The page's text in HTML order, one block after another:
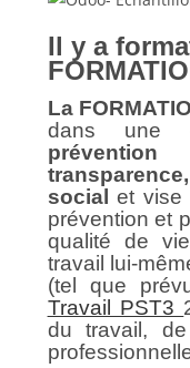
Il y a
La
dans une
social et vise
prévention et
qualité de
travail lui-
(tel que
Travail PST3
du travail,